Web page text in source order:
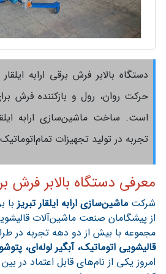
دستگاه بالابر فرش برقی ارابه
حرکت روان، رول و بازکننده فرش
تجربه در تولید تجهیزات
معرفی دستگاه بالابر فرش
شرکت ماشین‌سازی ارابه ایلقار تبریز با
از پیشگامان صنعت ماشین‌آلات
مجموعه با بیش از دو دهه تجربه در
قالیشویی اتوماتیک، آبگیر لوله‌ای،
امروز یکی از نام‌های قابل اعتماد در